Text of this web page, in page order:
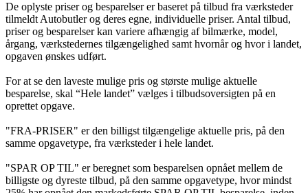
De oplyste priser og besparelser er baseret på tilbud fra værksteder
tilmeldt Autobutler og deres egne, individuelle priser. Antal tilbud,
priser og besparelser kan variere afhængig af bilmærke, model,
årgang, værkstedernes tilgængelighed samt hvornår og hvor i landet,
opgaven ønskes udført.
For at se den laveste mulige pris og største mulige aktuelle
besparelse, skal “Hele landet” vælges i tilbudsoversigten på en
oprettet opgave.
"FRA-PRISER" er den billigst tilgængelige aktuelle pris, på den
samme opgavetype, fra værksteder i hele landet.
"SPAR OP TIL" er beregnet som besparelsen opnået mellem de
billigste og dyreste tilbud, på den samme opgavetype, hvor mindst